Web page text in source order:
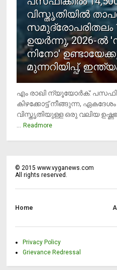
വിസ്തൃതിയില്‍
സമുദ്രോപരിതലം
ഉയര്‍ന്നു, 2026-
നിനോ'
മുന്നറിയിപ്പ്,
എം രാഖി ന്യൂയോര്‍ക്:
കിഴക്കോട്ട് നീങ്ങുന്ന, ഏകദേശം
വിസ്തൃതിയുള്ള ഒരു വലിയ
Readmore
©2015 www.vyganews.com
All rights reserved.
Home
Privacy Policy
Grievance Redressal